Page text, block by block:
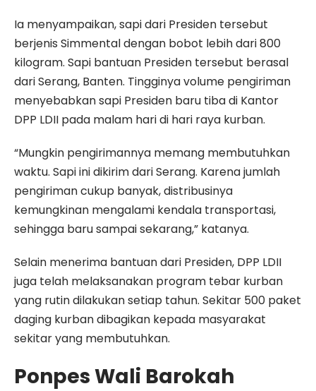
Ia menyampaikan, sapi dari Presiden tersebut
berjenis Simmental dengan bobot lebih dari 800
kilogram. Sapi bantuan Presiden tersebut berasal
dari Serang, Banten. Tingginya volume pengiriman
menyebabkan sapi Presiden baru tiba di Kantor
DPP LDII pada malam hari di hari raya kurban.
“Mungkin pengirimannya memang membutuhkan
waktu. Sapi ini dikirim dari Serang. Karena jumlah
pengiriman cukup banyak, distribusinya
kemungkinan mengalami kendala transportasi,
sehingga baru sampai sekarang,” katanya.
Selain menerima bantuan dari Presiden, DPP LDII
juga telah melaksanakan program tebar kurban
yang rutin dilakukan setiap tahun. Sekitar 500 paket
daging kurban dibagikan kepada masyarakat
sekitar yang membutuhkan.
Ponpes Wali Barokah